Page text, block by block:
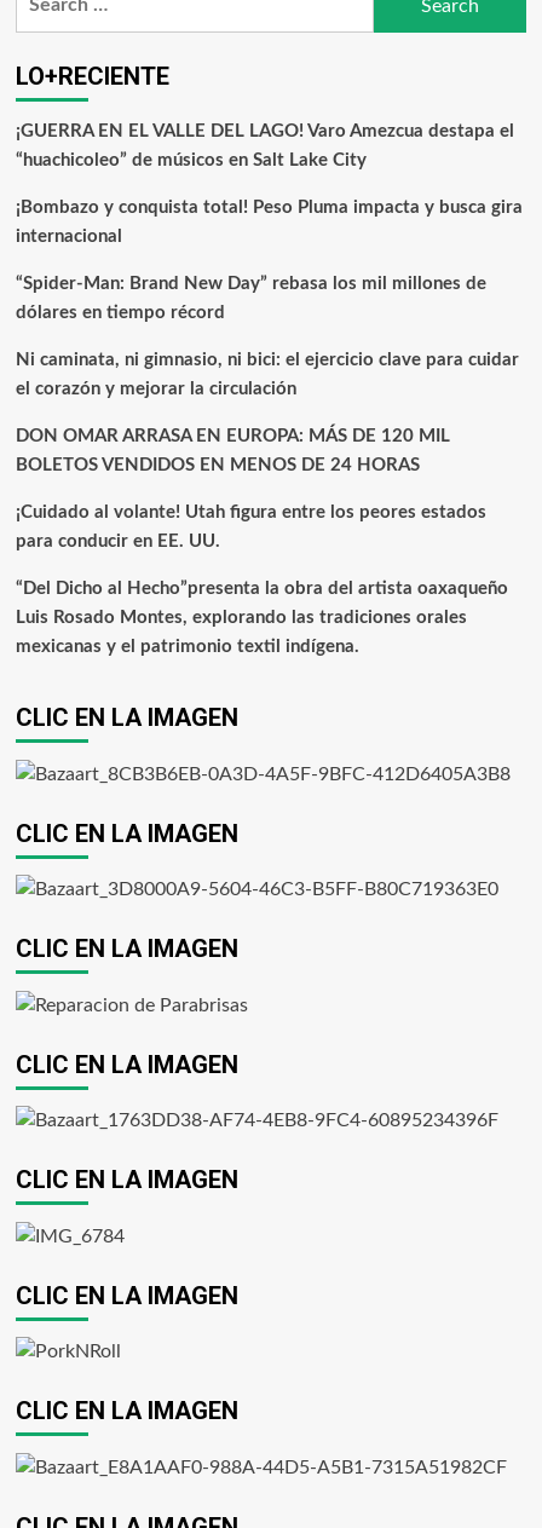
LO+RECIENTE
¡GUERRA EN EL VALLE DEL LAGO! Varo Amezcua destapa el
“huachicoleo” de músicos en Salt Lake City
¡Bombazo y conquista total! Peso Pluma impacta y busca gira
internacional
“Spider-Man: Brand New Day” rebasa los mil millones de
dólares en tiempo récord
Ni caminata, ni gimnasio, ni bici: el ejercicio clave para cuidar
el corazón y mejorar la circulación
DON OMAR ARRASA EN EUROPA: MÁS DE 120 MIL
BOLETOS VENDIDOS EN MENOS DE 24 HORAS
¡Cuidado al volante! Utah figura entre los peores estados
para conducir en EE. UU.
“Del Dicho al Hecho”presenta la obra del artista oaxaqueño
Luis Rosado Montes, explorando las tradiciones orales
mexicanas y el patrimonio textil indígena.
CLIC EN LA IMAGEN
CLIC EN LA IMAGEN
CLIC EN LA IMAGEN
CLIC EN LA IMAGEN
CLIC EN LA IMAGEN
CLIC EN LA IMAGEN
CLIC EN LA IMAGEN